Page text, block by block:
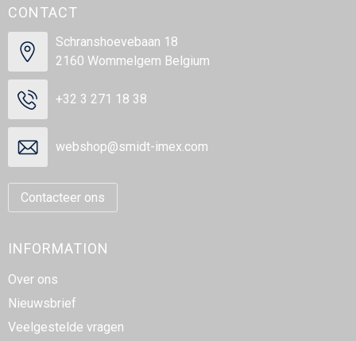
CONTACT
Schranshoevebaan 18
2160 Wommelgem Belgium
+32 3 271 18 38
webshop@smidt-imex.com
Contacteer ons
INFORMATION
Over ons
Nieuwsbrief
Veelgestelde vragen